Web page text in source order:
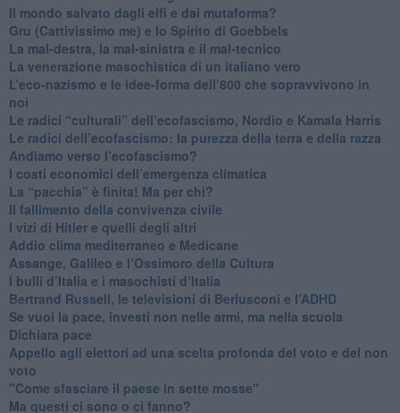
​Il mondo salvato dagli elfi e dai mutaforma?
Gru (Cattivissimo me) e lo Spirito di Goebbels
​La mal-destra, la mal-sinistra e il mal-tecnico
​La venerazione masochistica di un italiano vero
​L’eco-nazismo e le idee-forma dell’800 che sopravvivono in
noi
​Le radici “culturali” dell’ecofascismo, Nordio e Kamala Harris
Le radici dell’ecofascismo: la purezza della terra e della razza
Andiamo verso l’ecofascismo?
I costi economici dell’emergenza climatica
​La “pacchia” è finita! Ma per chi?
​Il fallimento della convivenza civile
​I vizi di Hitler e quelli degli altri
Addio clima mediterraneo e Medicane
​Assange, Galileo e l’Ossimoro della Cultura
​I bulli d’Italia e i masochisti d’Italia
​Bertrand Russell, le televisioni di Berlusconi e l’ADHD
​Se vuoi la pace, investi non nelle armi, ma nella scuola
​Dichiara pace
​Appello agli elettori ad una scelta profonda del voto e del non
voto
"Come sfasciare il paese in sette mosse"
​Ma questi ci sono o ci fanno?